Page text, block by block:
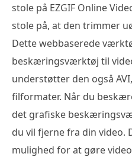
stole på EZGIF Online
stole på, at den trimmer
Dette webbaserede
beskæringsværktøj til
understøtter den også
filformater. Når du
det grafiske
du vil fjerne fra din video.
mulighed for at gøre